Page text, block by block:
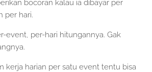
bocoran kalau ia dibayar per
per hari.
event, per-hari hitungannya. Gak
kerja harian per satu event tentu bisa